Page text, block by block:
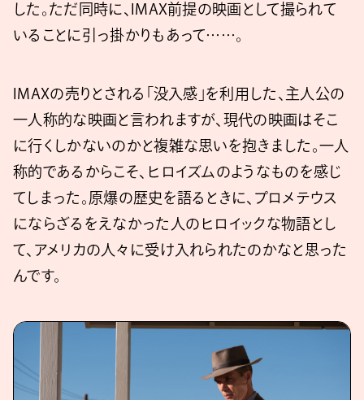
した。ただ同時に、IMAX前提の映画として撮られて
いることに引っ掛かりもあって……。
IMAXの売りとされる「没入感」を利用した、主人公の
一人称的な映画と言われますが、現代の映画はそこ
に行くしかないのかと複雑な思いを抱きました。一人
称的であるからこそ、ヒロイズムのようなものを感じ
てしまった。原爆の歴史を語るときに、プロメテウス
にならざるをえなかった人のヒロイックな物語とし
て、アメリカの人々に受け入れられたのかなと思った
んです。